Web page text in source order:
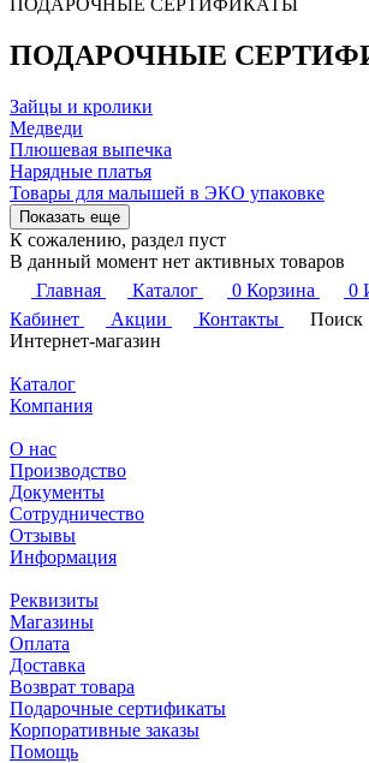
ПОДАРОЧНЫЕ СЕРТИФИКАТЫ
ПОДАРОЧНЫЕ
Зайцы и кролики
Медведи
Плюшевая выпечка
Нарядные платья
Товары для малышей в ЭКО упаковке
Показать еще
К сожалению, раздел пуст
В данный момент нет активных товаров
Главная
Каталог 0 Корзина 0
Кабинет
Акции Контакты
Поиск
Интернет-магазин
Каталог
Компания
О нас
Производство
Документы
Сотрудничество
Отзывы
Информация
Реквизиты
Магазины
Оплата
Доставка
Возврат товара
Подарочные сертификаты
Корпоративные заказы
Помощь